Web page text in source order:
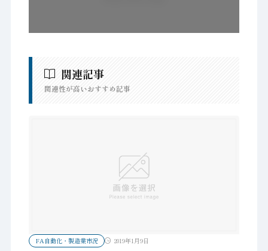
関連記事
関連性が高いおすすめ記事
FA自動化・製造業市況 2019年1月9日